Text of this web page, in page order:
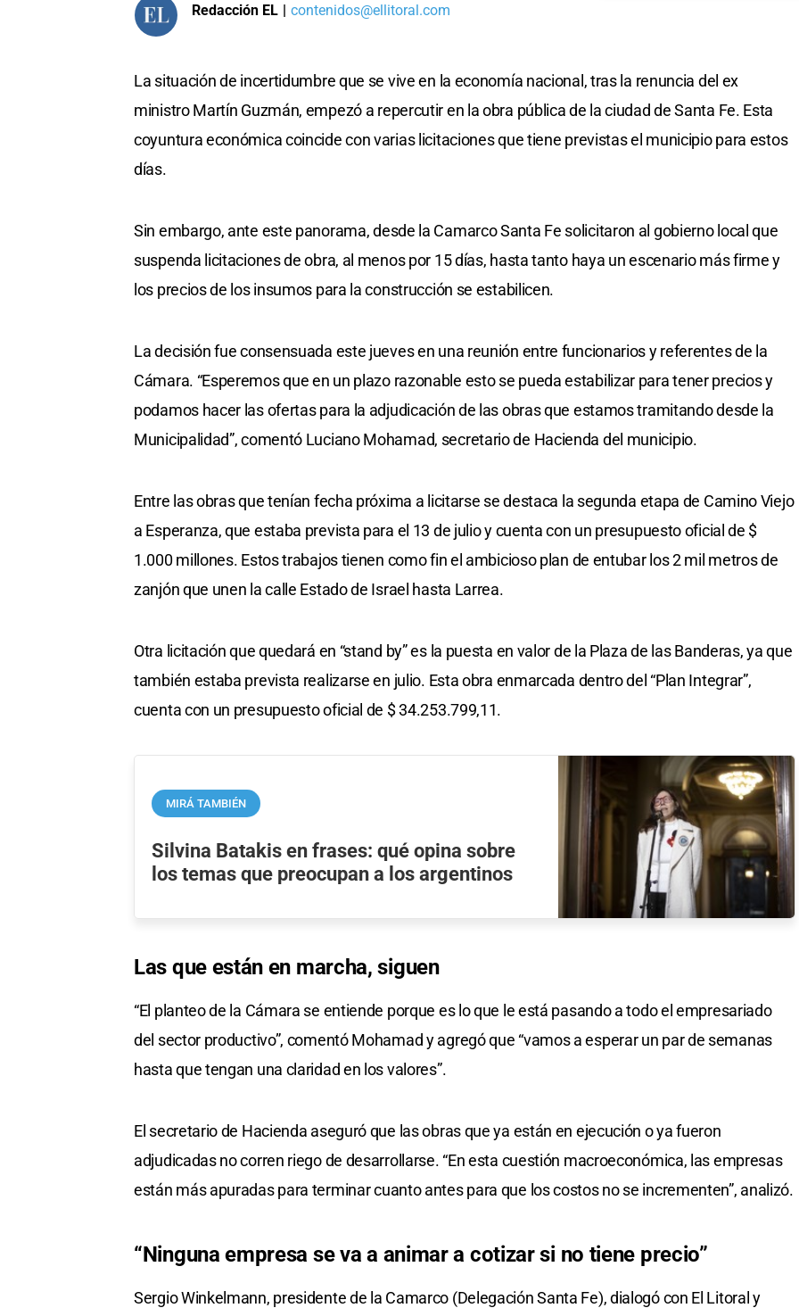
Redacción EL | contenidos@ellitoral.com
La situación de incertidumbre que se vive en la economía nacional, tras la renuncia del ex
ministro Martín Guzmán, empezó a repercutir en la obra pública de la ciudad de Santa Fe. Esta
coyuntura económica coincide con varias licitaciones que tiene previstas el municipio para estos
días.
Sin embargo, ante este panorama, desde la Camarco Santa Fe solicitaron al gobierno local que
suspenda licitaciones de obra, al menos por 15 días, hasta tanto haya un escenario más firme y
los precios de los insumos para la construcción se estabilicen.
La decisión fue consensuada este jueves en una reunión entre funcionarios y referentes de la
Cámara. “Esperemos que en un plazo razonable esto se pueda estabilizar para tener precios y
podamos hacer las ofertas para la adjudicación de las obras que estamos tramitando desde la
Municipalidad”, comentó Luciano Mohamad, secretario de Hacienda del municipio.
Entre las obras que tenían fecha próxima a licitarse se destaca la segunda etapa de Camino Viejo
a Esperanza, que estaba prevista para el 13 de julio y cuenta con un presupuesto oficial de $
1.000 millones. Estos trabajos tienen como fin el ambicioso plan de entubar los 2 mil metros de
zanjón que unen la calle Estado de Israel hasta Larrea.
Otra licitación que quedará en “stand by” es la puesta en valor de la Plaza de las Banderas, ya que
también estaba prevista realizarse en julio. Esta obra enmarcada dentro del “Plan Integrar”,
cuenta con un presupuesto oficial de $ 34.253.799,11.
MIRÁ TAMBIÉN
Silvina Batakis en frases: qué opina sobre
los temas que preocupan a los argentinos
Las que están en marcha, siguen
“El planteo de la Cámara se entiende porque es lo que le está pasando a todo el empresariado
del sector productivo”, comentó Mohamad y agregó que “vamos a esperar un par de semanas
hasta que tengan una claridad en los valores”.
El secretario de Hacienda aseguró que las obras que ya están en ejecución o ya fueron
adjudicadas no corren riego de desarrollarse. “En esta cuestión macroeconómica, las empresas
están más apuradas para terminar cuanto antes para que los costos no se incrementen”, analizó.
“Ninguna empresa se va a animar a cotizar si no tiene precio”
Sergio Winkelmann, presidente de la Camarco (Delegación Santa Fe), dialogó con El Litoral y